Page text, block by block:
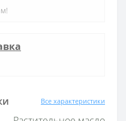
Все характеристики